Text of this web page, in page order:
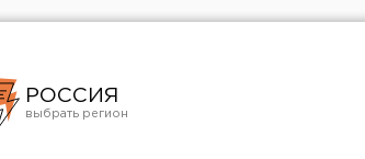
РОССИЯ